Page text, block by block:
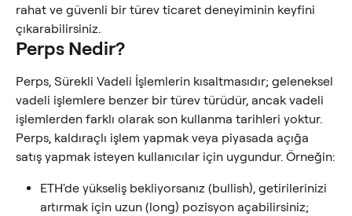
rahat ve güvenli bir türev ticaret deneyiminin keyfini
çıkarabilirsiniz.
Perps Nedir?
Perps, Sürekli Vadeli İşlemlerin kısaltmasıdır; geleneksel
vadeli işlemlere benzer bir türev türüdür, ancak vadeli
işlemlerden farklı olarak son kullanma tarihleri yoktur.
Perps, kaldıraçlı işlem yapmak veya piyasada açığa
satış yapmak isteyen kullanıcılar için uygundur. Örneğin:
ETH'de yükseliş bekliyorsanız (bullish), getirilerinizi
artırmak için uzun (long) pozisyon açabilirsiniz;